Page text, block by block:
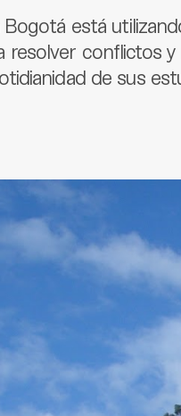
está
resolver conflictos
de sus